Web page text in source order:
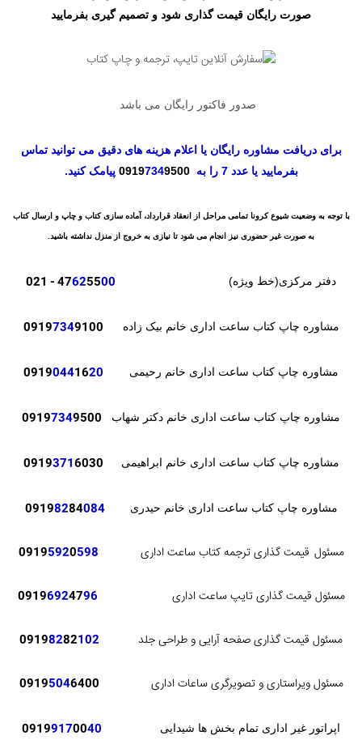
صورت رایگان قیمت گذاری شود و تصمیم گیری بفرمایید
صدور فاکتور رایگان می باشد
برای دریافت مشاوره رایگان یا اعلام هزینه های دقیق می توانید تماس
بفرمایید یا عدد 7 را به
09197349500 پیامک کنید.
با توجه به وضعیت شیوع کرونا تمامی مراحل از انعقاد قرارداد، آماده سازی کتاب و چاپ و ارسال کتاب
به صورت غیر حضوری نیز انجام می شود تا نیازی به خروج از منزل نداشته باشید.
دفتر مرکزی(خط ویژه) 47625500
- 021
مشاوره چاپ کتاب ساعت اداری خانم بیک زاده 09197349100
مشاوره چاپ کتاب ساعت اداری خانم رحیمی 09190441620
مشاوره چاپ کتاب ساعت اداری خانم دکتر شهاب 09197349500
مشاوره چاپ کتاب ساعت اداری خانم ابراهیمی 3716030
مشاوره چاپ کتاب ساعت اداری خانم حیدری 0919
8284084
مسئول قیمت گذاری ترجمه کتاب ساعت اداری 09195920598
مسئول قیمت گذاری تایپ ساعت اداری 09196924796
مسئول قیمت گذاری صفحه آرایی و طراحی جلد 09198282102
مسئول ویراستاری و تصویرگری ساعات اداری 09195046400
اپراتور غیر اداری تمام بخش ها شیدایی 09199170040